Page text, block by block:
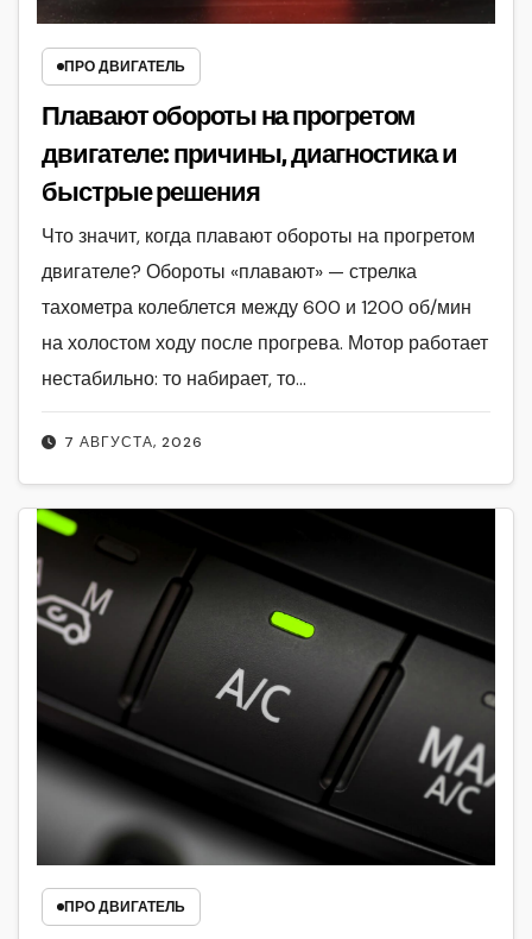
ПРО ДВИГАТЕЛЬ
Плавают обороты на прогретом
двигателе: причины, диагностика и
быстрые решения
7 АВГУСТА, 2026
Что значит, когда плавают обороты на прогретом
двигателе? Обороты «плавают» — стрелка
тахометра колеблется между 600 и 1200 об/мин
на холостом ходу после прогрева. Мотор работает
нестабильно: то набирает, то…
ПРО ДВИГАТЕЛЬ